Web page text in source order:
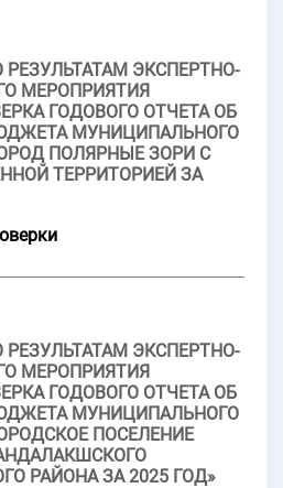
ЭКСПЕРТНО-
МЕРОПРИЯТИЯ
ГОДОВОГО ОТЧЕТА ОБ
МУНИЦИПАЛЬНОГО
ПОЛЯРНЫЕ ЗОРИ С
ТЕРРИТОРИЕЙ ЗА
ЭКСПЕРТНО-
МЕРОПРИЯТИЯ
ГОДОВОГО ОТЧЕТА ОБ
МУНИЦИПАЛЬНОГО
ПОСЕЛЕНИЕ
РАЙОНА ЗА 2025 ГОД»